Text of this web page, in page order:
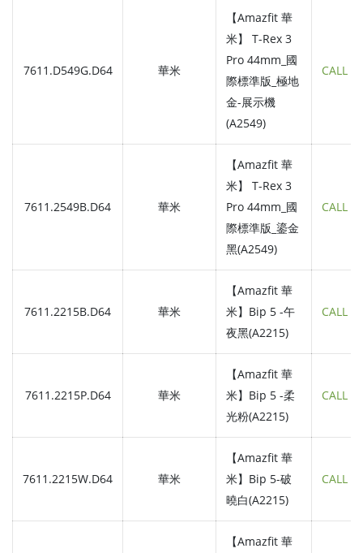
7611.D549G.D64 華米
【Amazfit 華
米】 T-Rex 3
Pro 44mm_國
際標準版_極地
金-展示機
(A2549)
CALL
7611.2549B.D64 華米
【Amazfit 華
米】 T-Rex 3
Pro 44mm_國
際標準版_鎏金
黑(A2549)
CALL
7611.2215B.D64 華米
【Amazfit 華
米】Bip 5 -午
夜黑(A2215)
CALL
7611.2215P.D64 華米
【Amazfit 華
米】Bip 5 -柔
光粉(A2215)
CALL
7611.2215W.D64 華米
【Amazfit 華
米】Bip 5-破
曉白(A2215)
CALL
【Amazfit 華